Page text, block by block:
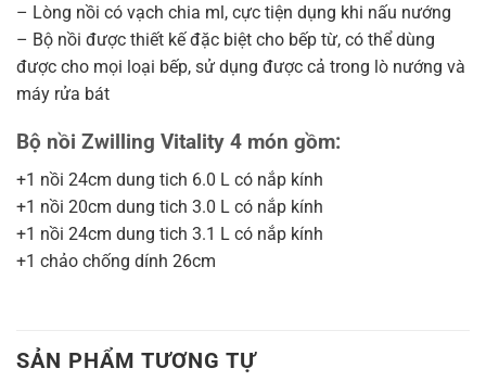
– Lòng nồi có vạch chia ml, cực tiện dụng khi nấu nướng
– Bộ nồi được thiết kế đặc biệt cho bếp từ, có thể dùng
được cho mọi loại bếp, sử dụng được cả trong lò nướng và
máy rửa bát
Bộ nồi Zwilling Vitality 4 món gồm:
+1 nồi 24cm dung tich 6.0 L có nắp kính
+1 nồi 20cm dung tich 3.0 L có nắp kính
+1 nồi 24cm dung tich 3.1 L có nắp kính
+1 chảo chống dính 26cm
SẢN PHẨM TƯƠNG TỰ